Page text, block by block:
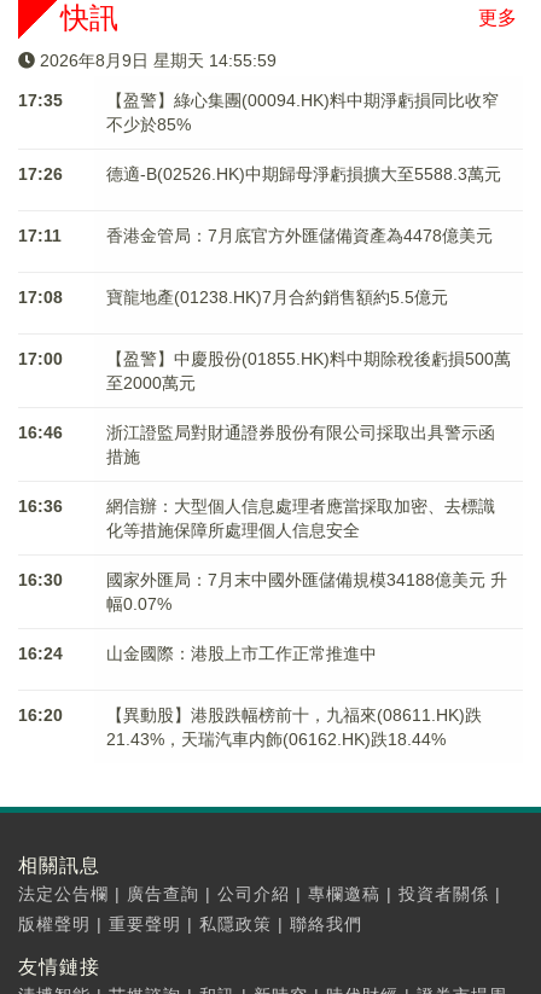
更多
快訊
2026年8月9日 星期天 14:56:00
17:35
【盈警】綠心集團(00094.HK)料中期淨虧損同比收窄
不少於85%
17:26 德適-B(02526.HK)中期歸母淨虧損擴大至5588.3萬元
17:11 香港金管局：7月底官方外匯儲備資產為4478億美元
17:08 寶龍地產(01238.HK)7月合約銷售額約5.5億元
17:00
【盈警】中慶股份(01855.HK)料中期除稅後虧損500萬
至2000萬元
16:46
浙江證監局對財通證券股份有限公司採取出具警示函
措施
16:36
網信辦：大型個人信息處理者應當採取加密、去標識
化等措施保障所處理個人信息安全
16:30
國家外匯局：7月末中國外匯儲備規模34188億美元 升
幅0.07%
16:24 山金國際：港股上市工作正常推進中
16:20
【異動股】港股跌幅榜前十，九福來(08611.HK)跌
21.43%，天瑞汽車内飾(06162.HK)跌18.44%
相關訊息
法定公告欄 | 廣告查詢 | 公司介紹 | 專欄邀稿 | 投資者關係 |
版權聲明 | 重要聲明 | 私隱政策 | 聯絡我們
友情鏈接